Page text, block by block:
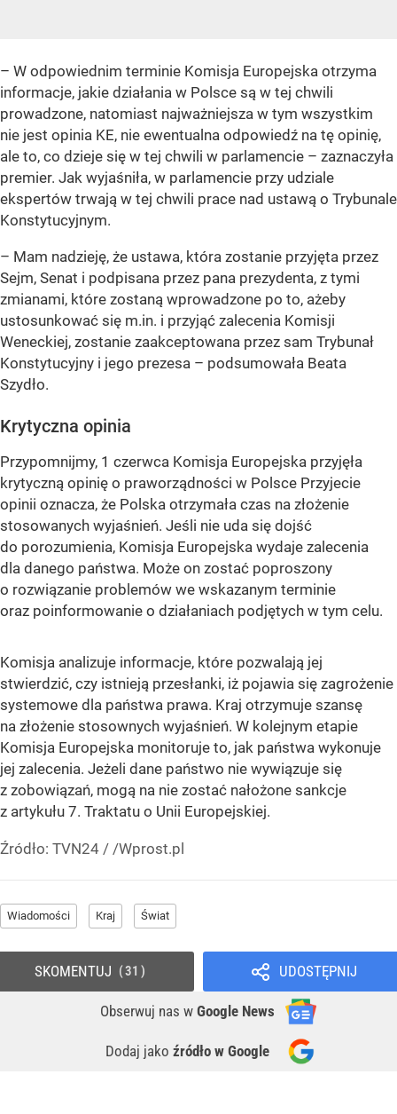
– W odpowiednim terminie Komisja Europejska otrzyma
informacje, jakie działania w Polsce są w tej chwili
prowadzone, natomiast najważniejsza w tym wszystkim
nie jest opinia KE, nie ewentualna odpowiedź na tę opinię,
ale to, co dzieje się w tej chwili w parlamencie – zaznaczyła
premier. Jak wyjaśniła, w parlamencie przy udziale
ekspertów trwają w tej chwili prace nad ustawą o Trybunale
Konstytucyjnym.
– Mam nadzieję, że ustawa, która zostanie przyjęta przez
Sejm, Senat i podpisana przez pana prezydenta, z tymi
zmianami, które zostaną wprowadzone po to, ażeby
ustosunkować się m.in. i przyjąć zalecenia Komisji
Weneckiej, zostanie zaakceptowana przez sam Trybunał
Konstytucyjny i jego prezesa – podsumowała Beata
Szydło.
Krytyczna opinia
Przypomnijmy, 1 czerwca Komisja Europejska przyjęła
krytyczną opinię o praworządności w Polsce Przyjecie
opinii oznacza, że Polska otrzymała czas na złożenie
stosowanych wyjaśnień. Jeśli nie uda się dojść
do porozumienia, Komisja Europejska wydaje zalecenia
dla danego państwa. Może on zostać poproszony
o rozwiązanie problemów we wskazanym terminie
oraz poinformowanie o działaniach podjętych w tym celu.
Komisja analizuje informacje, które pozwalają jej
stwierdzić, czy istnieją przesłanki, iż pojawia się zagrożenie
systemowe dla państwa prawa. Kraj otrzymuje szansę
na złożenie stosownych wyjaśnień. W kolejnym etapie
Komisja Europejska monitoruje to, jak państwa wykonuje
jej zalecenia. Jeżeli dane państwo nie wywiązuje się
z zobowiązań, mogą na nie zostać nałożone sankcje
z artykułu 7. Traktatu o Unii Europejskiej.
Źródło: TVN24 / /Wprost.pl
Wiadomości Kraj Świat
UDOSTĘPNIJ
Obserwuj nas w Google News
Dodaj jako źródło w Google
SKOMENTUJ 31